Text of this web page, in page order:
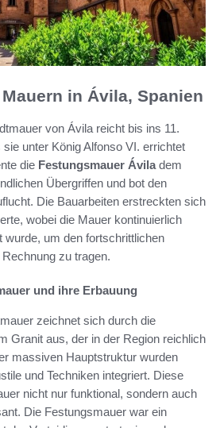
in Ávila, Spanien
von Ávila reicht bis ins 11.
unter König Alfonso VI. errichtet
die Festungsmauer Áviladem
Übergriffen und bot den
Die Bauarbeiten erstreckten sich
wobei die Mauer kontinuierlich
wurde, um den fortschrittlichen
zu tragen.
und ihre Erbauung
zeichnet sich durch die
Granit aus, der in der Region reichlich
massiven Hauptstruktur wurden
und Techniken integriert. Diese
nicht nur funktional, sondern auch
Die Festungsmauer war ein